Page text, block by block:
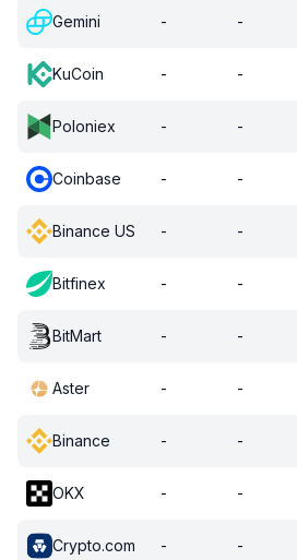
Gemini - -
KuCoin - -
Poloniex - -
Coinbase - -
Binance US - -
Bitfinex - -
BitMart - -
Aster - -
Binance - -
OKX - -
Crypto.com - -